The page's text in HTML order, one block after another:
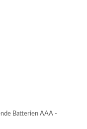
Batterien AAA -